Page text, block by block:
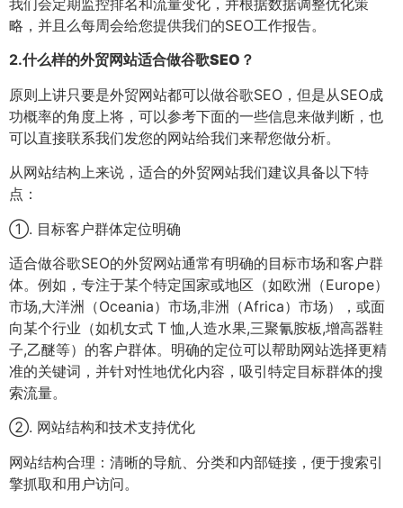
我们会定期监控排名和流量变化，并根据数据调整优化策
略，并且么每周会给您提供我们的SEO工作报告。
2.什么样的外贸网站适合做谷歌SEO？
原则上讲只要是外贸网站都可以做谷歌SEO，但是从SEO成
功概率的角度上将，可以参考下面的一些信息来做判断，也
可以直接联系我们发您的网站给我们来帮您做分析。
从网站结构上来说，适合的外贸网站我们建议具备以下特
点：
①. 目标客户群体定位明确
适合做谷歌SEO的外贸网站通常有明确的目标市场和客户群
体。例如，专注于某个特定国家或地区（如欧洲（Europe）
市场,大洋洲（Oceania）市场,非洲（Africa）市场），或面
向某个行业（如机女式 T 恤,人造水果,三聚氰胺板,增高器鞋
子,乙醚等）的客户群体。明确的定位可以帮助网站选择更精
准的关键词，并针对性地优化内容，吸引特定目标群体的搜
索流量。
②. 网站结构和技术支持优化
网站结构合理：清晰的导航、分类和内部链接，便于搜索引
擎抓取和用户访问。